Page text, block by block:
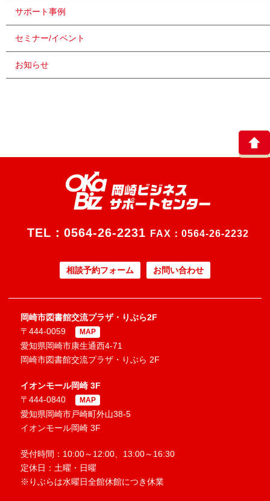
サポート事例
セミナー/イベント
お知らせ
TEL： 0564-26-2231 FAX：0564-26-2232
相談予約フォーム お問い合わせ
岡崎市図書館交流プラザ・りぶら2F
〒444-0059
MAP
愛知県岡崎市康生通西4-71
岡崎市図書館交流プラザ・りぶら 2F
イオンモール岡崎 3F
〒444-0840
MAP
愛知県岡崎市戸崎町外山38-5
イオンモール岡崎 3F
受付時間：10:00～12:00、13:00～16:30
定休日：土曜・日曜
※りぶらは水曜日全館休館につき休業